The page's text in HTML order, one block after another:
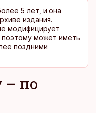
5 лет, и она
издания.
модифицирует
поэтому может иметь
поздними
– по